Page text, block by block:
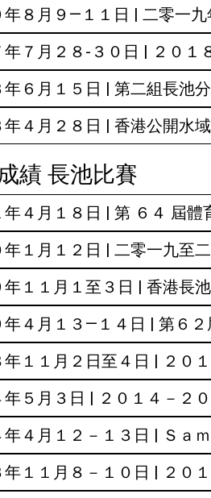
年８月９—１１日 | 二零一
年７月２８-３０日 | ２０１
年６月１５日 | 第二組長池
年４月２８日 | 香港公開水
績 長池比賽
年４月１８日 | 第 ６４ 屆
年１月１２日 | 二零一九至
年１１月１至３日 | 香港長
年４月１３—１４日 | 第６
年１１月２日至４日 | ２０
年５月３日 | ２０１４－２
年４月１２－１３日 | Ｓａ
年１１月８－１０日 | ２０